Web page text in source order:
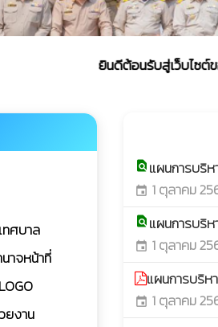
ยินดีต้อนรับสู่เว็บไซต์ของ เท
ทศบาล
าจหน้าที่
ยงาน
find_in_page แผนการบริ
event 1 ตุลาคม
find_in_page แผนการบริ
event 1 ตุลาคม
แผนการบริ
event 1 ตุลาคม